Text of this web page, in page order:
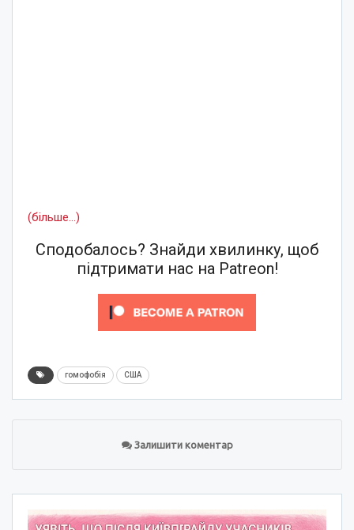
(більше…)
Сподобалось? Знайди хвилинку, щоб
підтримати нас на Patreon!
гомофобія США
Залишити коментар